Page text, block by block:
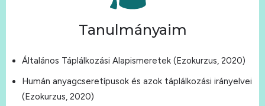
Tanulmányaim
Általános Táplálkozási Alapismeretek (Ezokurzus, 2020)
Humán anyagcseretípusok és azok táplálkozási irányelvei
(Ezokurzus, 2020)